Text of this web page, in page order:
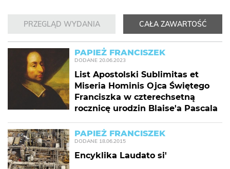
PRZEGLĄD WYDANIA CAŁA ZAWARTOŚĆ
PAPIEŻ FRANCISZEK
DODANE 20.06.2023
List Apostolski Sublimitas et
Miseria Hominis Ojca Świętego
Franciszka w czterechsetną
rocznicę urodzin Blaise'a Pascala
PAPIEŻ FRANCISZEK
DODANE 18.06.2015
Encyklika Laudato si'